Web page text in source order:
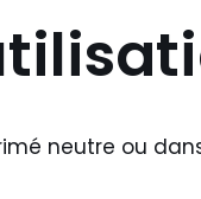
neutre ou